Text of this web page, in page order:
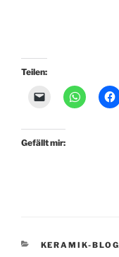
Teilen:
Gefällt mir:
KATEGORIEN
KERAMIK-BLOG